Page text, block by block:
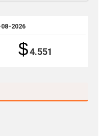
2026
$4.551